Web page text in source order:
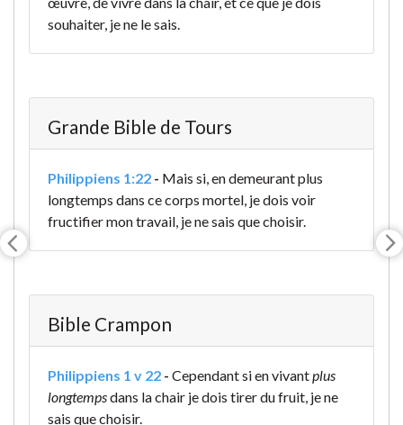
souhaiter, je ne le sais.
Grande Bible de Tours
Philippiens 1:22 - Mais si, en demeurant plus
longtemps dans ce corps mortel, je dois voir
fructifier mon travail, je ne sais que choisir.
Bible Crampon
Philippiens 1 v 22 - Cependant si en vivantplus
longtempsdans la chair je dois tirer du fruit, je ne
sais que choisir.